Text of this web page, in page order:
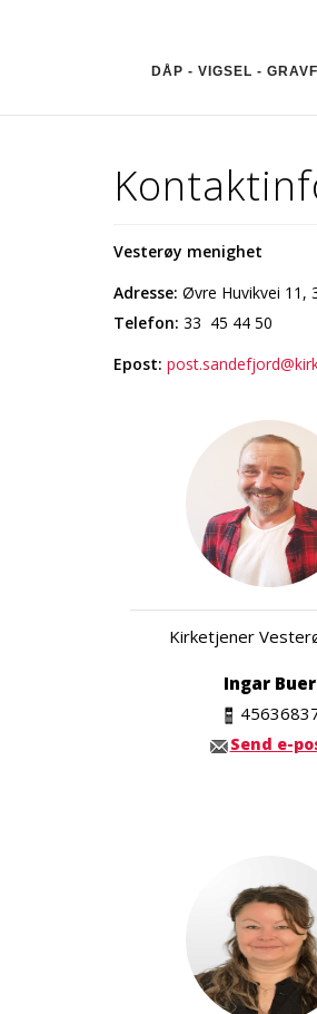
DÅP - VIGSEL -
Vesterøy menighet
Adresse: Øvre Huvikvei 11,
Telefon: 33 45 44 50
Epost:
Kirketjener
Ingar Buer
Send e-